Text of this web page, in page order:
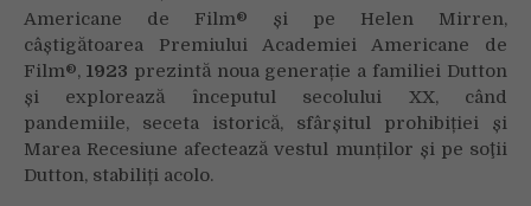
Americane de Film® și pe Helen Mirren,
câștigătoarea Premiului Academiei Americane de
Film®, 1923 prezintă noua generație a familiei Dutton
și explorează începutul secolului XX, când
pandemiile, seceta istorică, sfârșitul prohibiției și
Marea Recesiune afectează vestul munților și pe soţii
Dutton, stabiliți acolo.